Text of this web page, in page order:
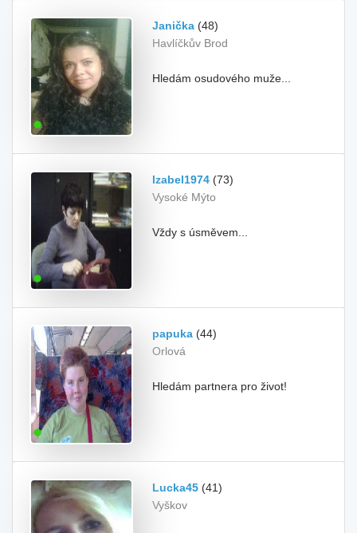
Janička (48)
Havlíčkův Brod
Hledám osudového muže...
Izabel1974 (73)
Vysoké Mýto
Vždy s úsměvem...
papuka (44)
Orlová
Hledám partnera pro život!
Lucka45 (41)
Vyškov